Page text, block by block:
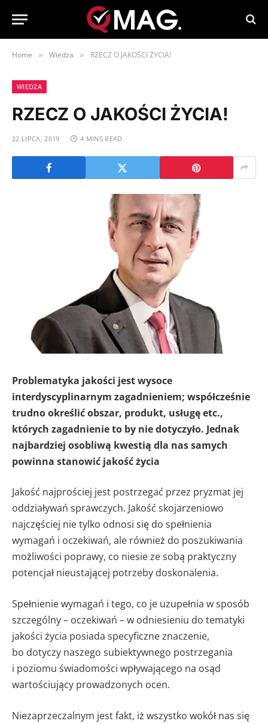
Home » Wiedza » RZECZ O JAKOŚCI ŻYCIA!
WIEDZA
RZECZ O JAKOŚCI ŻYCIA!
22 LIPCA, 2019 4 MINS READ
Problematyka jakości jest wysoce
interdyscyplinarnym zagadnieniem; współcześnie
trudno określić obszar, produkt, usługę etc.,
których zagadnienie to by nie dotyczyło. Jednak
najbardziej osobliwą kwestią dla nas samych
powinna stanowić jakość życia
Jakość najprościej jest postrzegać przez pryzmat jej
oddziaływań sprawczych. Jakość skojarzeniowo
najczęściej nie tylko odnosi się do spełnienia
wymagań i oczekiwań, ale również do poszukiwania
możliwości poprawy, co niesie ze sobą praktyczny
potencjał nieustającej potrzeby doskonalenia.
Spełnienie wymagań i tego, co je uzupełnia w sposób
szczególny – oczekiwań – w odniesieniu do tematyki
jakości życia posiada specyficzne znaczenie,
bo dotyczy naszego subiektywnego postrzegania
i poziomu świadomości wpływającego na osąd
wartościujący prowadzonych ocen.
Niezaprzeczalnym jest fakt, iż wszystko wokół nas się